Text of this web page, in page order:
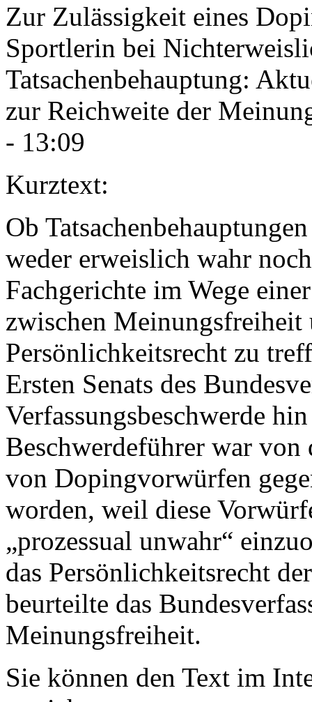
Zur Zulässigkeit eines
Sportlerin bei
Tatsachenbehauptung:
zur Reichweite der
- 13:09
Kurztext:
Ob
weder erweislich wahr
Fachgerichte im Wege
zwischen Meinungsfreiheit
Persönlichkeitsrecht zu
Ersten Senats des
Verfassungsbeschwerde
Beschwerdeführer war
von Dopingvorwürfen
worden, weil diese
„prozessual unwahr“
das Persönlichkeitsrecht
beurteilte das
Meinungsfreiheit.
Sie können den Text im